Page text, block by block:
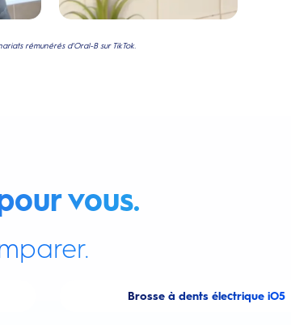
rémunérés d'Oral-B sur TikTok.
vous.
Brosse à dents électrique iO5